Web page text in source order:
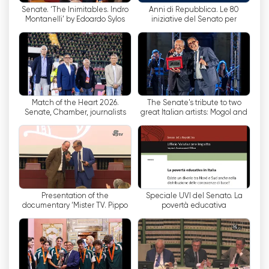
דמוקרטיזציה זו של הגישה לבניין הסנאט הביאה יתרונות
רבים. ראשית, לאזרחים יש הזדמנות לקבל מידע בזמן
אמת על המתרחש בסנאט, מבלי להמתין לדיווחים
מעיתונאים. הם יכולים לגבש דעות משלהם ולקבל
החלטות פוליטיות מושכלות.
בנוסף, הטלוויזיה של הסנאט מקדמת שקיפות ואחריות
רחב, סנאטורים מקבלים תמריץ להתנהג בצורה אתית
ולעבוד בצורה אחראית יותר. ערוץ זה מספק הזדמנות
לאזרחים לפקוח עין על נציגיהם ולהעריך את ביצועיהם.
הטלוויזיה של הסנאט היא דוגמה לאופן שבו ניתן
להשתמש בטכנולוגיה כדי לקדם השתתפות דמוקרטית
וגישה למידע. בזכות ערוץ זה יכול כל אזרח להרגיש חלק
מתהליך קבלת ההחלטות ולתרום באופן פעיל לחיים
הפוליטיים במדינה.
80 Anni di Repubblica. Le
iniziative del Senato per
Repubblica Italiana
Senate. ‘The Inimitables. Indro
Montanelli’ by Edoardo Sylos
The Senate's tribute to two
great Italian artists: Mogol and
Match of the Heart 2026.
Senate, Chamber, journalists
emergency in...
Speciale UVI del Senato. La
povertà educativa
Presentation of the
documentary ‘Mister TV. Pippo